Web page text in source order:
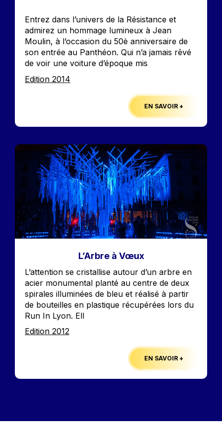
Entrez dans l’univers de la Résistance et
admirez un hommage lumineux à Jean
Moulin, à l’occasion du 50è anniversaire de
son entrée au Panthéon. Qui n’a jamais rêvé
de voir une voiture d’époque mis
Edition
Edition 2014
EN SAVOIR +
Image
L’Arbre à Vœux
Accroche
L’attention se cristallise autour d’un arbre en
acier monumental planté au centre de deux
spirales illuminées de bleu et réalisé à partir
de bouteilles en plastique récupérées lors du
Run In Lyon. Ell
Edition
Edition 2012
EN SAVOIR +